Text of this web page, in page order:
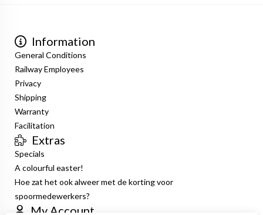
Information
General Conditions
Railway Employees
Privacy
Shipping
Warranty
Facilitation
Extras
Specials
A colourful easter!
Hoe zat het ook alweer met de korting voor
spoormedewerkers?
My Account